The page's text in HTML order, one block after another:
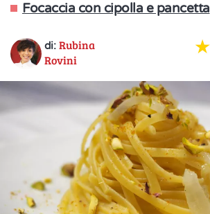
Focaccia con cipolla e pancetta
di: Rubina
Rovini